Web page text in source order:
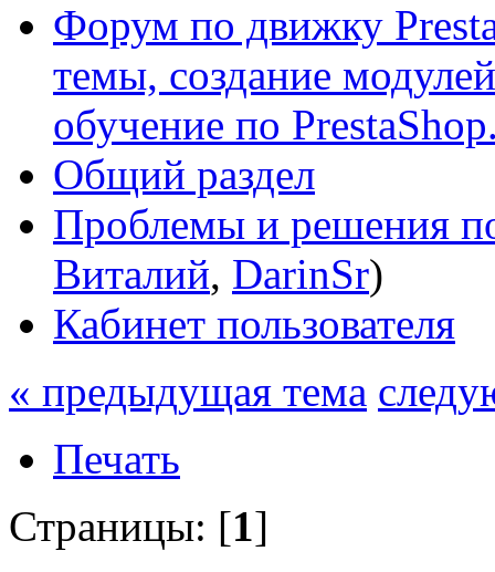
Форум по движку
темы, создание
обучение по
Общий раздел
Проблемы и решения
Виталий, DarinSr)
Кабинет пользователя
« предыдущая тема
Печать
Страницы: [1]